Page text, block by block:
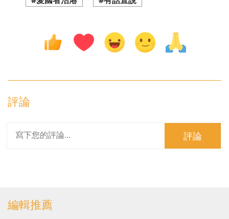
評論
評論
編輯推薦